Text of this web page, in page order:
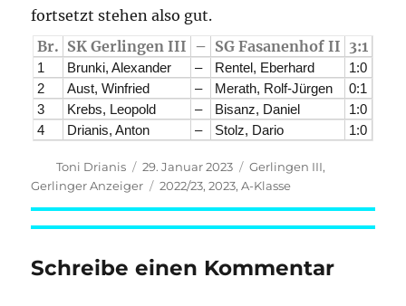
fortsetzt stehen also gut.
Br. SK Gerlingen III – SG Fasanenhof II 3:1
1 Brunki, Alexander – Rentel, Eberhard
1:0
2
Aust, Winfried – Merath, Rolf-Jürgen
0:1
3
Krebs, Leopold – Bisanz, Daniel
1:0
4
Drianis, Anton – Stolz, Dario 1:0
Autor
Toni Drianis
Veröffentlicht
am
29. Januar 2023 Kategorien
Gerlingen III,
Gerlinger Anzeiger
Schlagwörter
2022/23,2023,A-Klasse
Schreibe einen Kommentar